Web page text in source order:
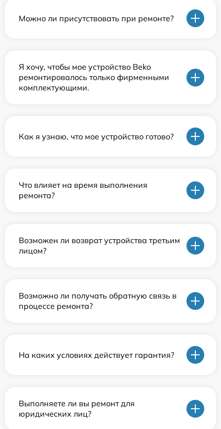
Можно ли присутствовать при ремонте?
Я хочу, чтобы мое устройство Beko
ремонтировалось только фирменными
комплектующими.
Как я узнаю, что мое устройство готово?
Что влияет на время выполнения
ремонта?
Возможен ли возврат устройства третьим
лицом?
Возможно ли получать обратную связь в
процессе ремонта?
На каких условиях действует гарантия?
Выполняете ли вы ремонт для
юридических лиц?